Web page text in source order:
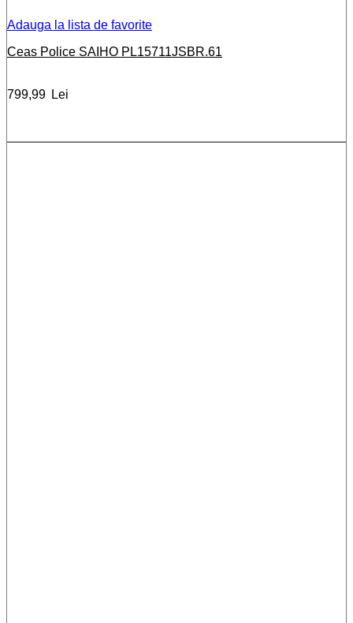
Adauga la lista de favorite
Ceas Police SAIHO PL15711JSBR.61
799,99 Lei